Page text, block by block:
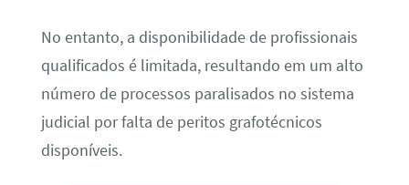
No entanto, a disponibilidade de profissionais
qualificados é limitada, resultando em um alto
número de processos paralisados no sistema
judicial por falta de peritos grafotécnicos
disponíveis.